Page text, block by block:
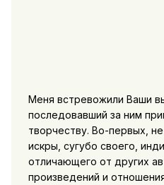
Меня встревожили Ваши
последовавший за ним
творчеству. Во-первых,
искры, сугубо своего,
отличающего от других
произведений и